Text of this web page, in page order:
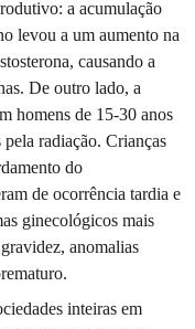
a acumulação
levou a um aumento na
causando a
De outro lado, a
homens de 15-30 anos
radiação. Crianças
do
de ocorrência tardia e
ginecológicos mais
anomalias
inteiras em